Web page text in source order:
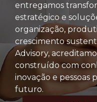
entregamos
estratégico e
organização,
crescimento
Advisory,
construído com
inovação e pessoas
futuro.